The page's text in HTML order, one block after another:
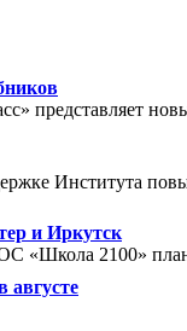
представляет
Института
и Иркутск
«Школа 2100»